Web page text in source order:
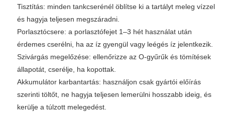
Tisztítás: minden tankcserénél öblítse ki a tartályt meleg vízzel
és hagyja teljesen megszáradni.
Porlasztócsere: a porlasztófejet 1–3 hét használat után
érdemes cserélni, ha az íz gyengül vagy leégés íz jelentkezik.
Szivárgás megelőzése: ellenőrizze az O-gyűrűk és tömítések
állapotát, cserélje, ha kopottak.
Akkumulátor karbantartás: használjon csak gyártói előírás
szerinti töltőt, ne hagyja teljesen lemerülni hosszabb ideig, és
kerülje a túlzott melegedést.